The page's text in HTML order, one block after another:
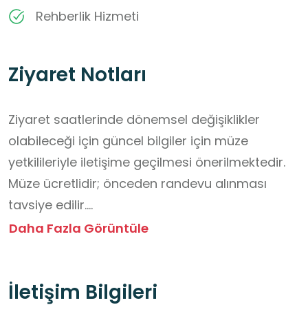
Rehberlik Hizmeti
Ziyaret Notları
Ziyaret saatlerinde dönemsel değişiklikler
olabileceği için güncel bilgiler için müze
yetkilileriyle iletişime geçilmesi önerilmektedir.
Müze ücretlidir; önceden randevu alınması
tavsiye edilir.
Rahat kıyafetler tercih edilmelidir.
olduğundan dikkatle gezilmelidir.
Daha Fazla Görüntüle
İletişim Bilgileri